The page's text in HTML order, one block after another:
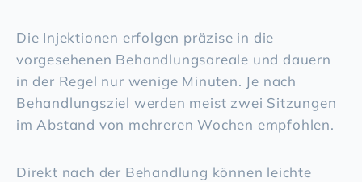
Die Injektionen erfolgen präzise in die
vorgesehenen Behandlungsareale und dauern
in der Regel nur wenige Minuten. Je nach
Behandlungsziel werden meist zwei Sitzungen
im Abstand von mehreren Wochen empfohlen.
Direkt nach der Behandlung können leichte